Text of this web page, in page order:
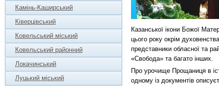
Камінь-Каширський
Ківерцівський
Ковельський міський
Ковельський районний
Локачинський
Луцький міський
Казанської ікони Божої
цього року окрім
представники обласної та
«Свобода» та багато інших.
Про урочище Прощаниця в
одному із документів